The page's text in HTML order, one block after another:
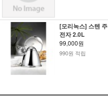
[모리녹스] 스텐 주
전자 2.0L
99,000원
990원 적립